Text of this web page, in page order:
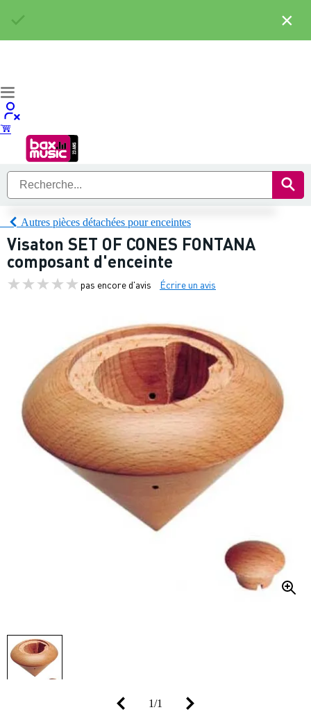
Autres pièces détachées pour enceintes
Visaton SET OF CONES FONTANA
composant d'enceinte
pas encore d'avis Écrire un avis
1/1
×